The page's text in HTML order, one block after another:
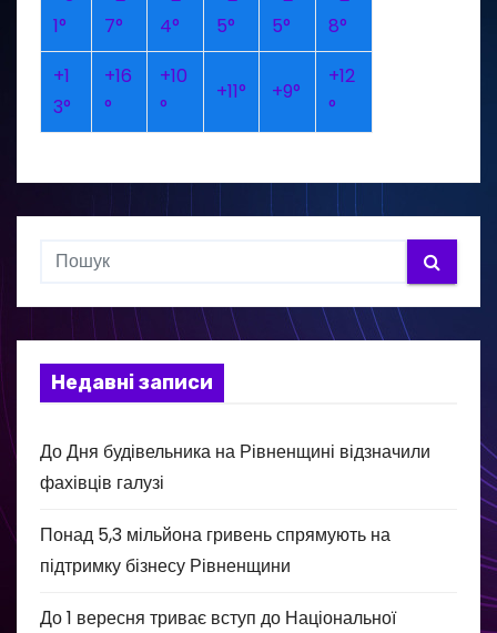
1°
7°
4°
5°
5°
8°
+1
3°
+16
°
+10
°
+11° +9°
+12
°
Недавні записи
До Дня будівельника на Рівненщині відзначили
фахівців галузі
Понад 5,3 мільйона гривень спрямують на
підтримку бізнесу Рівненщини
До 1 вересня триває вступ до Національної